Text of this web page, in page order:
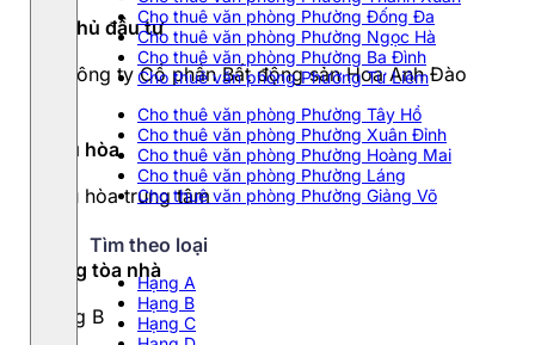
Cho thuê văn phòng Phường Đống Đa
Cho thuê văn phòng Phường Ngọc Hà
Cho thuê văn phòng Phường Ba Đình
Cho thuê văn phòng Phường Từ Liêm
Cho thuê văn phòng Phường Tây Hồ
Cho thuê văn phòng Phường Xuân Đỉnh
Cho thuê văn phòng Phường Hoàng Mai
Cho thuê văn phòng Phường Láng
Cho thuê văn phòng Phường Giảng Võ
Tìm theo loại
Hạng A
Hạng B
Hạng C
Chủ đầu tư
Công ty Cổ phần Bất động sản Hoa Anh Đào
Điều hòa
Điều hòa trung tâm
Hạng tòa nhà
Hạng B